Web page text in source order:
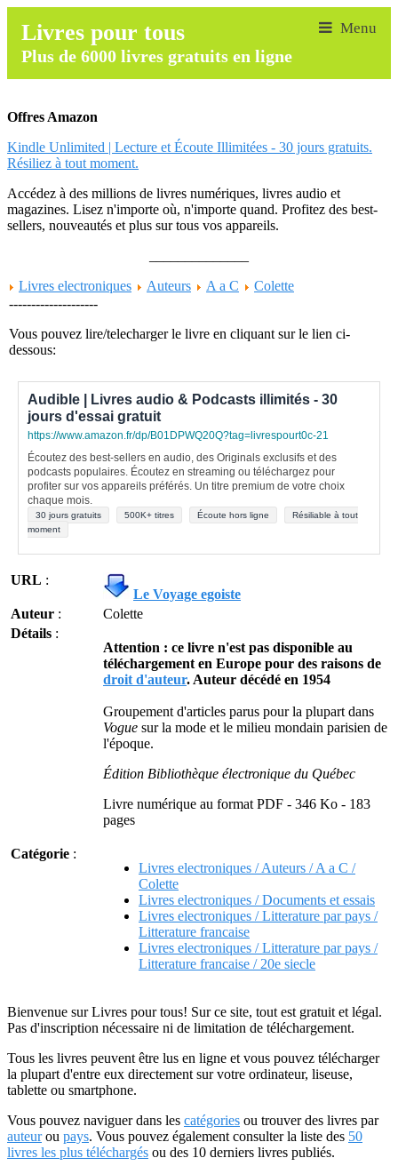
Livres pour tous
Plus de 6000 livres gratuits en ligne
Offres Amazon
Kindle Unlimited | Lecture et Écoute Illimitées - 30 jours gratuits.
Résiliez à tout moment.
Accédez à des millions de livres numériques, livres audio et
magazines. Lisez n'importe où, n'importe quand. Profitez des best-
sellers, nouveautés et plus sur tous vos appareils.
Livres electroniques
Auteurs A a C
Colette
--------------------
Vous pouvez lire/telecharger le livre en cliquant sur le lien ci-
dessous:
Audible | Livres audio & Podcasts illimités - 30
jours d'essai gratuit
https://www.amazon.fr/dp/B01DPWQ20Q?tag=livrespourt0c-21
Écoutez des best-sellers en audio, des Originals exclusifs et des
podcasts populaires. Écoutez en streaming ou téléchargez pour
profiter sur vos appareils préférés. Un titre premium de votre choix
chaque mois.
30 jours gratuits 500K+ titres Écoute hors ligne
Résiliable à tout
moment
URL :
Le Voyage egoiste
Auteur :
Colette
Détails :
Attention : ce livre n'est pas disponible au
téléchargement en Europe pour des raisons de
droit d'auteur. Auteur décédé en 1954
Groupement d'articles parus pour la plupart dans
Vogue sur la mode et le milieu mondain parisien de
l'époque.
Édition Bibliothèque électronique du Québec
Livre numérique au format PDF - 346 Ko - 183
pages
Catégorie :
Livres electroniques / Auteurs / A a C /
Colette
Livres electroniques / Documents et essais
Livres electroniques / Litterature par pays /
Litterature francaise
Livres electroniques / Litterature par pays /
Litterature francaise / 20e siecle
Bienvenue sur Livres pour tous! Sur ce site, tout est gratuit et légal.
Pas d'inscription nécessaire ni de limitation de téléchargement.
Tous les livres peuvent être lus en ligne et vous pouvez télécharger
la plupart d'entre eux directement sur votre ordinateur, liseuse,
tablette ou smartphone.
Vous pouvez naviguer dans les catégories ou trouver des livres par
auteurou pays. Vous pouvez également consulter la liste des 50
livres les plus téléchargés ou des 10 derniers livres publiés.